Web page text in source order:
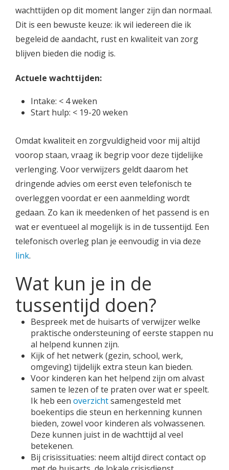
wachttijden op dit moment langer zijn dan normaal.
Dit is een bewuste keuze: ik wil iedereen die ik
begeleid de aandacht, rust en kwaliteit van zorg
blijven bieden die nodig is.
Actuele wachttijden:
Intake: < 4 weken
Start hulp: < 19-20 weken
Omdat kwaliteit en zorgvuldigheid voor mij altijd
voorop staan, vraag ik begrip voor deze tijdelijke
verlenging. Voor verwijzers geldt daarom het
dringende advies om eerst even telefonisch te
overleggen voordat er een aanmelding wordt
gedaan. Zo kan ik meedenken of het passend is en
wat er eventueel al mogelijk is in de tussentijd. Een
telefonisch overleg plan je eenvoudig in via deze
link.
Wat kun je in de
tussentijd doen?
Bespreek met de huisarts of verwijzer welke
praktische ondersteuning of eerste stappen nu
al helpend kunnen zijn.
Kijk of het netwerk (gezin, school, werk,
omgeving) tijdelijk extra steun kan bieden.
Voor kinderen kan het helpend zijn om alvast
samen te lezen of te praten over wat er speelt.
Ik heb een overzichtsamengesteld met
boekentips die steun en herkenning kunnen
bieden, zowel voor kinderen als volwassenen.
Deze kunnen juist in de wachttijd al veel
betekenen.
Bij crisissituaties: neem altijd direct contact op